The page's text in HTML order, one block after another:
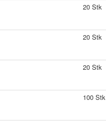
20 Stk
20 Stk
20 Stk
100 Stk